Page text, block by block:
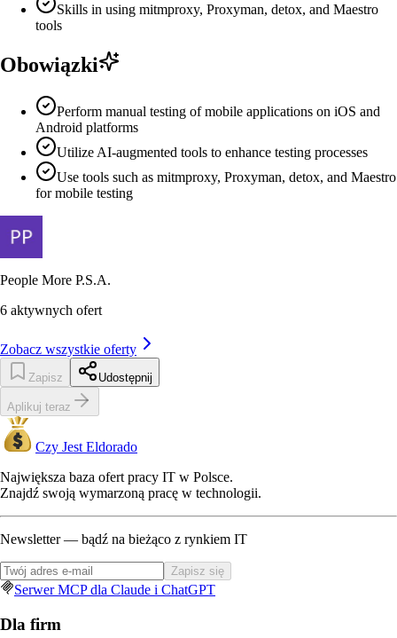
Skills in using mitmproxy, Proxyman, detox, and Maestro
tools
Obowiązki
Perform manual testing of mobile applications on iOS and
Android platforms
Utilize AI-augmented tools to enhance testing processes
Use tools such as mitmproxy, Proxyman, detox, and Maestro
for mobile testing
People More P.S.A.
6 aktywnych ofert
Zobacz wszystkie oferty
Zapisz Udostępnij
Aplikuj teraz
Czy Jest Eldorado
Największa baza ofert pracy IT w Polsce.
Znajdź swoją wymarzoną pracę w technologii.
Newsletter — bądź na bieżąco z rynkiem IT
Zapisz się
Serwer MCP dla Claude i ChatGPT
Dla firm